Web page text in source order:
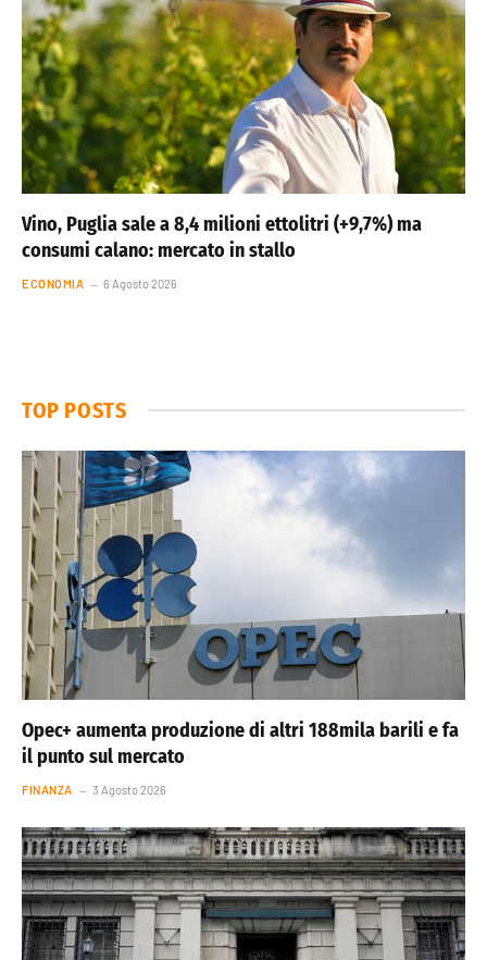
Vino, Puglia sale a 8,4 milioni ettolitri (+9,7%) ma
consumi calano: mercato in stallo
ECONOMIA 6 Agosto 2026
TOP POSTS
Opec+ aumenta produzione di altri 188mila barili e fa
il punto sul mercato
FINANZA 3 Agosto 2026